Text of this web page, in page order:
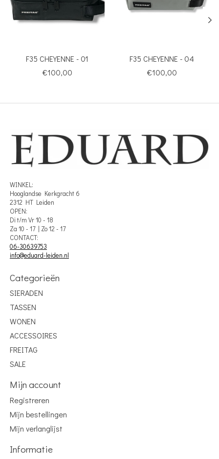
F35 CHEYENNE - 01
€100,00
F35 CHEYENNE - 04
€100,00
WINKEL:
Hooglandse Kerkgracht 6
2312 HT Leiden
OPEN:
Di t/m Vr 10 - 18
Za 10 - 17 | Zo 12 - 17
CONTACT:
06-30639753
info@eduard-leiden.nl
Categorieën
SIERADEN
TASSEN
WONEN
ACCESSOIRES
FREITAG
SALE
Mijn account
Registreren
Mijn bestellingen
Mijn verlanglijst
Informatie